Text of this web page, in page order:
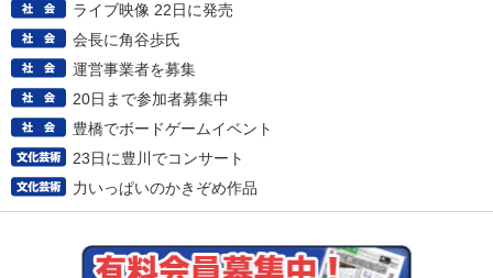
ライブ映像 22日に発売
会長に角谷歩氏
運営事業者を募集
20日まで参加者募集中
豊橋でボードゲームイベント
23日に豊川でコンサート
力いっぱいのかきぞめ作品